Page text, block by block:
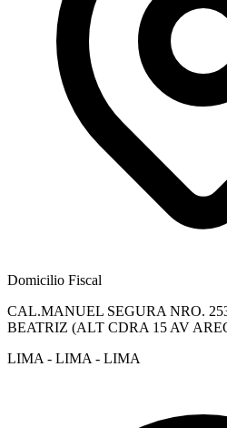
Domicilio Fiscal
CAL.MANUEL SEGURA NRO.
BEATRIZ (ALT CDRA 15 AV
LIMA - LIMA - LIMA